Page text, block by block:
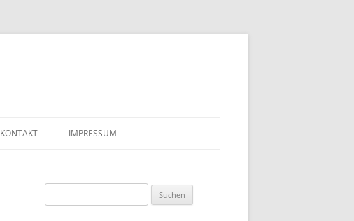
KONTAKT IMPRESSUM
nach: